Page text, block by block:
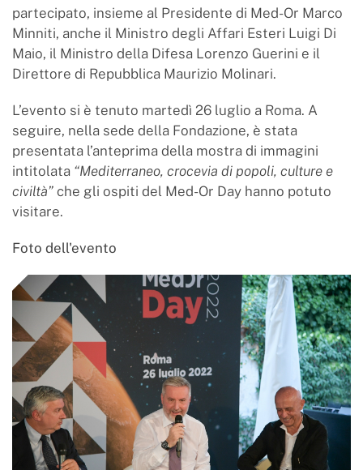
partecipato, insieme al Presidente di Med-Or Marco
Minniti, anche il Ministro degli Affari Esteri Luigi Di
Maio, il Ministro della Difesa Lorenzo Guerini e il
Direttore di Repubblica Maurizio Molinari.
L’evento si è tenuto martedì 26 luglio a Roma. A
seguire, nella sede della Fondazione, è stata
presentata l’anteprima della mostra di immagini
intitolata “Mediterraneo, crocevia di popoli, culture e
civiltà” che gli ospiti del Med-Or Day hanno potuto
visitare.
Foto dell'evento